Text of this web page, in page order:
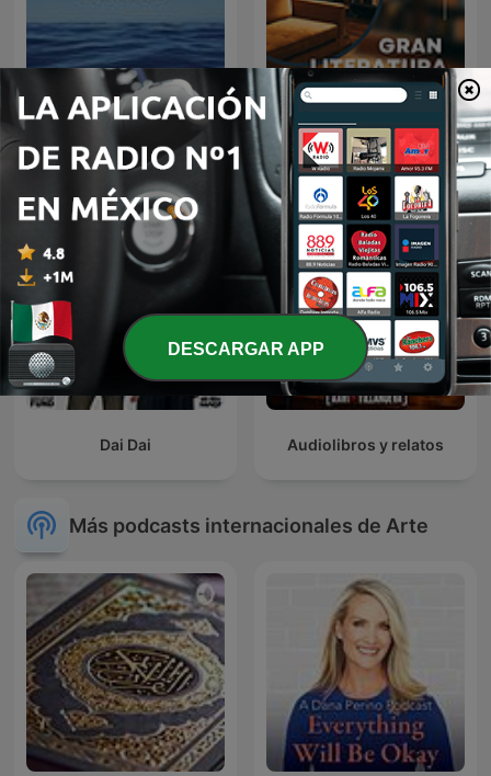
Audiolibro La Odisea |
Homero
AudioLibros
Dai Dai Audiolibros y relatos
Más podcasts internacionales de Arte
DESCARGAR APP